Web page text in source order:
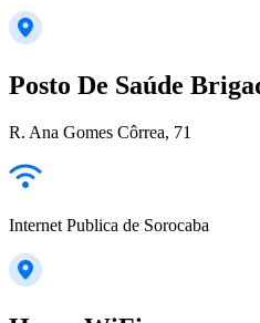
Posto De Saúde
R. Ana Gomes Côrrea, 71
Internet Publica de Sorocaba